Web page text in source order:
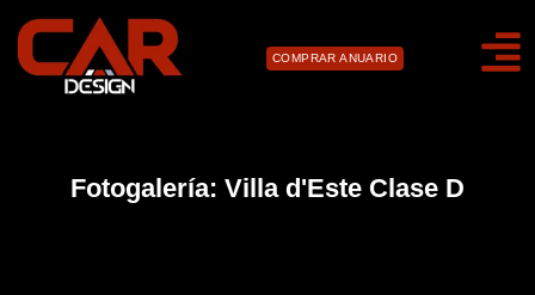
COMPRAR ANUARIO
Fotogalería: Villa d'Este Clase D